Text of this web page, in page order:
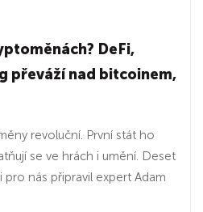
DeFi,
převáží nad bitcoinem,
revoluční. První stát ho
se ve hrách i umění. Deset
nás připravil expert Adam